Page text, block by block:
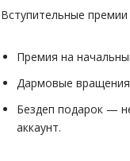
Вступительные
Премия на
Дармовые
Бездеп подарок —
аккаунт.